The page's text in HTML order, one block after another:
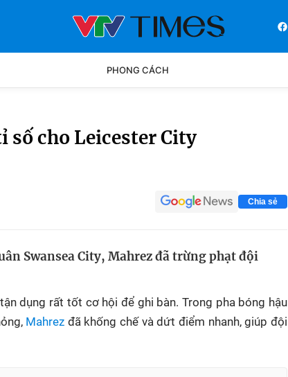
PHONG CÁCH
số cho Leicester City
Chia sẻ
Swansea City, Mahrez đã trừng phạt đội
dụng rất tốt cơ hội để ghi bàn. Trong pha bóng hậu
Mahrez đã khống chế và dứt điểm nhanh, giúp đội